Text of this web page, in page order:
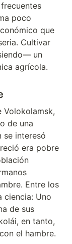
poco
que
Cultivar
un
agrícola.
Volokolamsk,
de una
se interesó
era pobre
Entre los
ciencia: Uno
de sus
en tanto,
el hambre.